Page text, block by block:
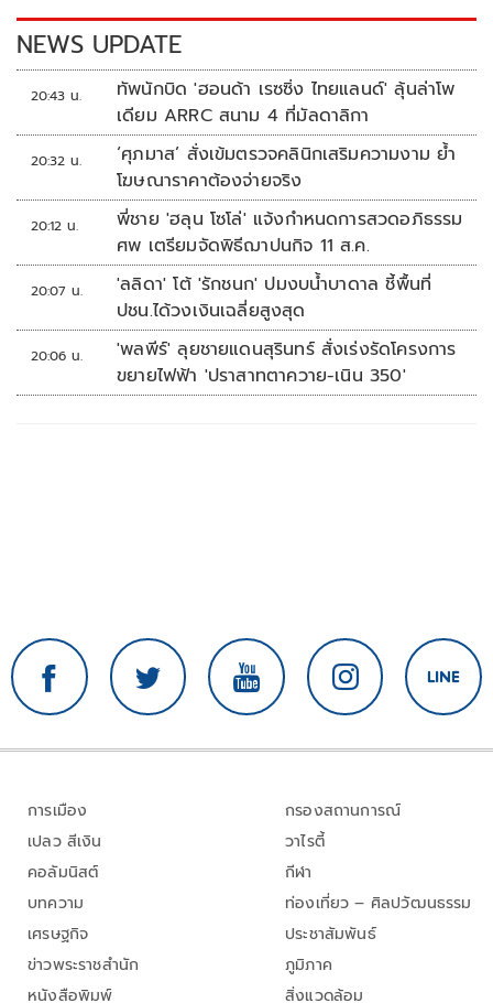
k k
NEWS UPDATE
20:43 น.
ทัพนักบิด 'ฮอนด้า เรซซิ่ง ไทยแลนด์' ลุ้นล่าโพ
เดียม ARRC สนาม 4 ที่มัลดาลิกา
20:32 น.
‘ศุภมาส’ สั่งเข้มตรวจคลินิกเสริมความงาม ย้ำ
โฆษณาราคาต้องจ่ายจริง
20:12 น.
พี่ชาย 'ฮลุน โซโล่' แจ้งกำหนดการสวดอภิธรรม
ศพ เตรียมจัดพิธีฌาปนกิจ 11 ส.ค.
20:07 น.
'ลลิดา' โต้ 'รักชนก' ปมงบน้ำบาดาล ชี้พื้นที่
ปชน.ได้วงเงินเฉลี่ยสูงสุด
20:06 น.
'พลพีร์' ลุยชายแดนสุรินทร์ สั่งเร่งรัดโครงการ
ขยายไฟฟ้า 'ปราสาทตาควาย-เนิน 350'
การเมือง
เปลว สีเงิน
คอลัมนิสต์
บทความ
เศรษฐกิจ
ข่าวพระราชสำนัก
หนังสือพิมพ์
กรองสถานการณ์
วาไรตี้
กีฬา
ท่องเที่ยว – ศิลปวัฒนธรรม
ประชาสัมพันธ์
ภูมิภาค
สิ่งแวดล้อม